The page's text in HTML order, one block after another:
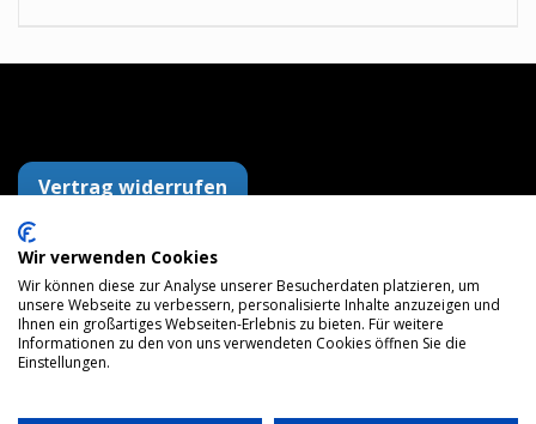
Vertrag widerrufen
AGB Datenschutzerklärung Impressum
Versandkosten Widerrufsrecht Zahlungsarten
Maps
Wir verwenden Cookies
Wir können diese zur Analyse unserer Besucherdaten platzieren, um
unsere Webseite zu verbessern, personalisierte Inhalte anzuzeigen und
Ihnen ein großartiges Webseiten-Erlebnis zu bieten. Für weitere
Informationen zu den von uns verwendeten Cookies öffnen Sie die
Einstellungen.